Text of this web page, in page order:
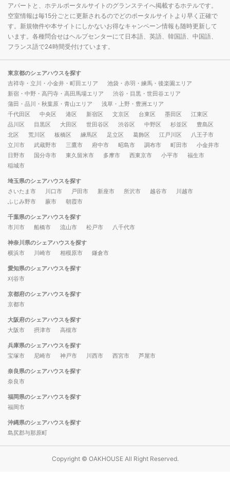
アパートと、ホテルポータルサイトのグランステイへ掲載するホテルです。
空室情報は毎15分ごとに更新されるのでどのポータルサイトより早く正確で
す。新規物件や本サイトにしかないお得なキャンペーン情報も随時更新して
います。各種問合せはヘルプセンターにて日本語、英語、韓国語、中国語、
フランス語で24時間受付けています。
東京都のシェアハウスを探す
吉祥寺・立川・小金井・町田エリア
池袋・赤羽・練馬・後楽園エリア
新宿・中野・高円寺・高田馬場エリア
渋谷・目黒・世田谷エリア
蒲田・品川・秋葉原・青山エリア
浅草・上野・豊洲エリア
千代田区
中央区 港区 新宿区 文京区 台東区 墨田区
江東区
品川区
目黒区 大田区 世田谷区 渋谷区 中野区 杉並区
豊島区
北区
荒川区 板橋区 練馬区 足立区 葛飾区 江戸川区
八王子市
立川市
武蔵野市 三鷹市 府中市 昭島市 調布市 町田市
小金井市
日野市
国分寺市 東久留米市 多摩市 西東京市 小平市
福生市
稲城市
埼玉県のシェアハウスを探す
さいたま市
川口市 戸田市 新座市 所沢市 越谷市
川越市
ふじみ野市
蕨市 朝霞市
千葉県のシェアハウスを探す
市川市
船橋市 流山市 松戸市 八千代市
神奈川県のシェアハウスを探す
横浜市
川崎市 相模原市 鎌倉市
愛知県のシェアハウスを探す
刈谷市
京都府のシェアハウスを探す
京都市
大阪府のシェアハウスを探す
大阪市
摂津市 高槻市
兵庫県のシェアハウスを探す
宝塚市
尼崎市 神戸市 川西市 西宮市 芦屋市
奈良県のシェアハウスを探す
奈良市
福岡県のシェアハウスを探す
福岡市
沖縄県のシェアハウスを探す
島尻郡与那原町
Copyright © OAKHOUSE All Right Reserved.